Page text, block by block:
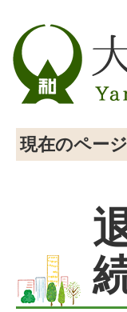
現在のページ